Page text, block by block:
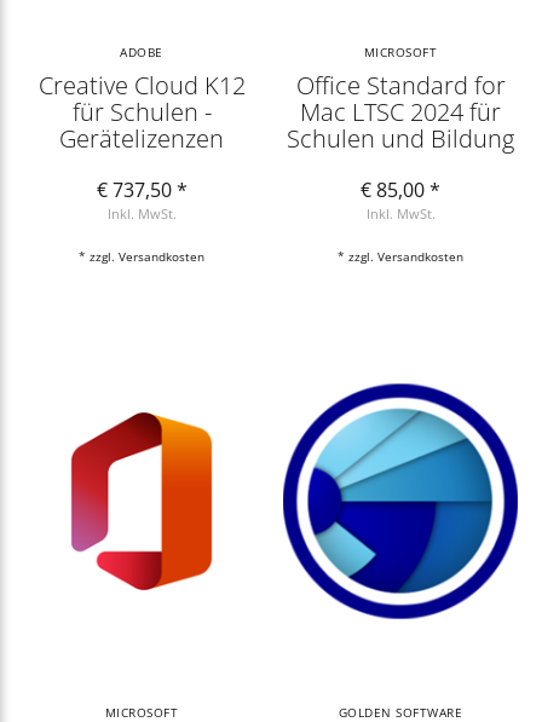
ADOBE
Creative Cloud K12
für Schulen -
Gerätelizenzen
€ 737,50 *
Inkl. MwSt.
* zzgl. Versandkosten
MICROSOFT
Office Standard for
Mac LTSC 2024 für
Schulen und Bildung
€ 85,00 *
Inkl. MwSt.
* zzgl. Versandkosten
MICROSOFT GOLDEN SOFTWARE